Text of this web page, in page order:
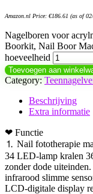
Amazon.nl Price: €186.61 (as of
Nagelboren voor
Boorkit, Nail Boor
hoeveelheid
Toevoegen aan
Category:
Beschrijving
Extra informatie
❤ Functie
⒈ Nail fototherapie
34 LED-lamp kralen
zonder dode
infrarood slimme
LCD-digitale display